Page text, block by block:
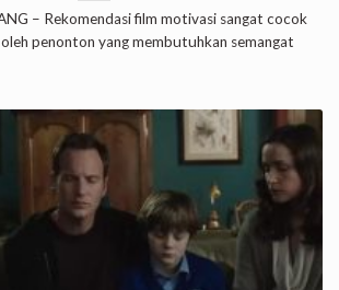
– Rekomendasi film motivasi sangat cocok
penonton yang membutuhkan semangat